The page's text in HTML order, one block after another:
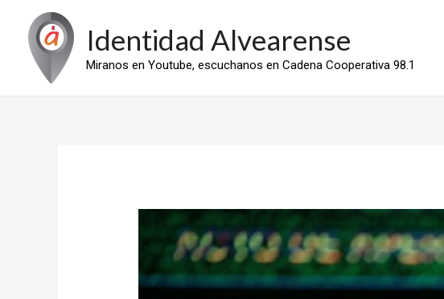
contenido
Identidad Alvearense
Miranos en Youtube, escuchanos en Cadena Cooperativa 98.1